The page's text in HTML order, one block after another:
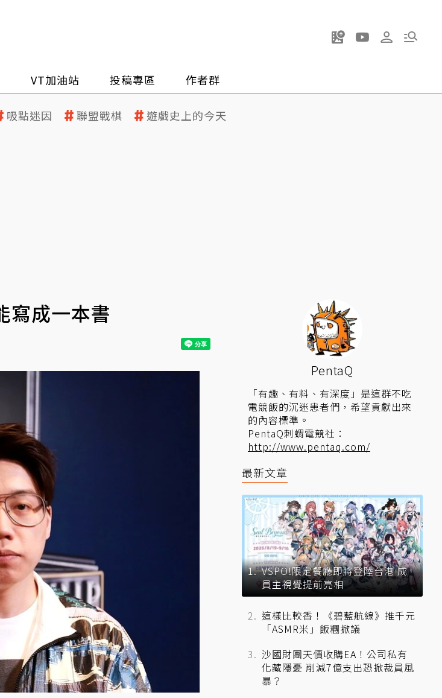
VT加油站 投稿專區 作者群
吸點迷因 聯盟戰棋 遊戲史上的今天
寫成一本書
PentaQ
「有趣、有料、有深度」是這群不吃
電競飯的沉迷患者們，希望貢獻出來
的內容標準。
PentaQ刺蝟電競社：
http://www.pentaq.com/
最新文章
VSPO!限定餐廳即將登陸台港 成
員主視覺提前亮相
這樣比較香！《碧藍航線》推千元
「ASMR米」飯糰掀議
沙國財團天價收購EA！公司私有
化藏隱憂 削減7億支出恐掀裁員風
暴？